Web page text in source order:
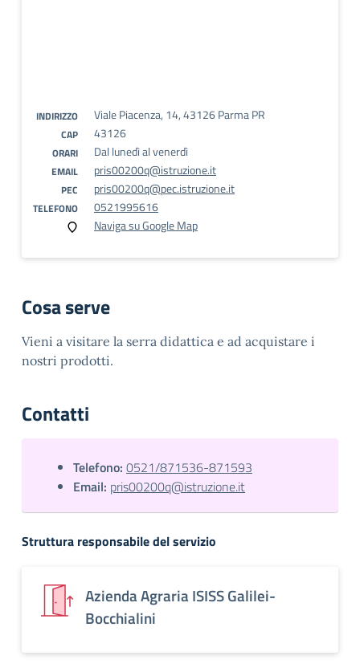
INDIRIZZO Viale Piacenza, 14, 43126 Parma PR
CAP 43126
ORARI Dal lunedì al venerdì
EMAIL pris00200q@istruzione.it
PEC pris00200q@pec.istruzione.it
TELEFONO
0521995616
Naviga su Google Map
Cosa serve
Vieni a visitare la serra didattica e ad acquistare i
nostri prodotti.
Contatti
Telefono: 0521/871536-871593
Email: pris00200q@istruzione.it
Struttura responsabile del servizio
Azienda Agraria ISISS Galilei-
Bocchialini